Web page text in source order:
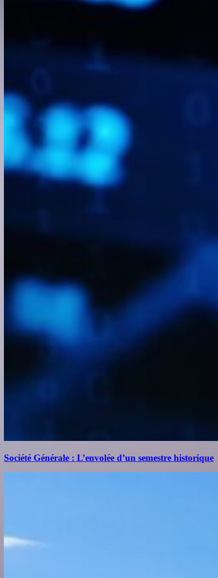
Société Générale : L’envolée d’un semestre historique